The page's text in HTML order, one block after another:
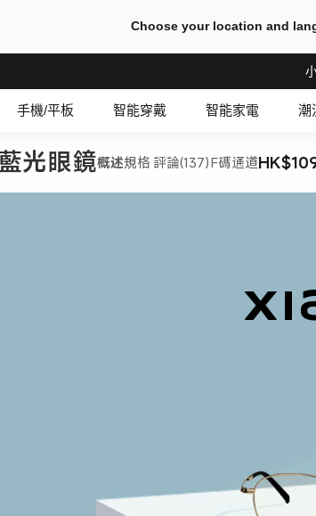
Choose your location and
手機/平板 智能穿戴 智能家電 潮
光眼鏡概述規格 評論(137)F碼通道